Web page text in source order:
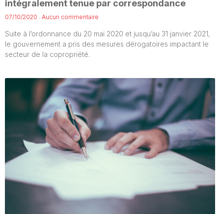
intégralement tenue par correspondance
07/10/2020 Aucun commentaire
Suite à l’ordonnance du 20 mai 2020 et jusqu’au 31 janvier 2021,
le gouvernement a pris des mesures dérogatoires impactant le
secteur de la copropriété.